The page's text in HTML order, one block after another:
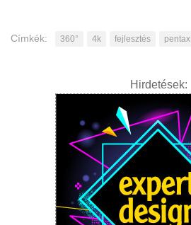
Címkék: 360° 4k fejlesztés pentax
Hirdetések: